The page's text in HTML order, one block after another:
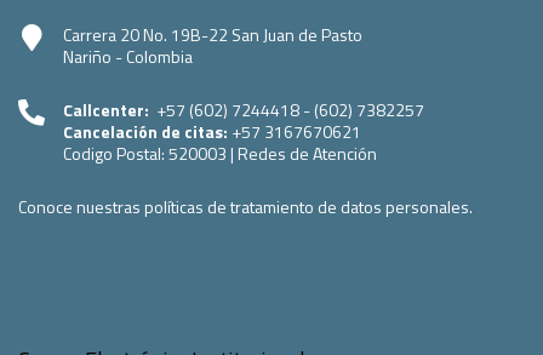
Carrera 20 No. 19B-22 San Juan de Pasto
Nariño - Colombia
Callcenter: +57 (602) 7244418 - (602) 7382257
Cancelación de citas: +57 3167670621
Codigo Postal:520003 | Redes de Atención
Conoce nuestras políticas de tratamiento de datos personales.